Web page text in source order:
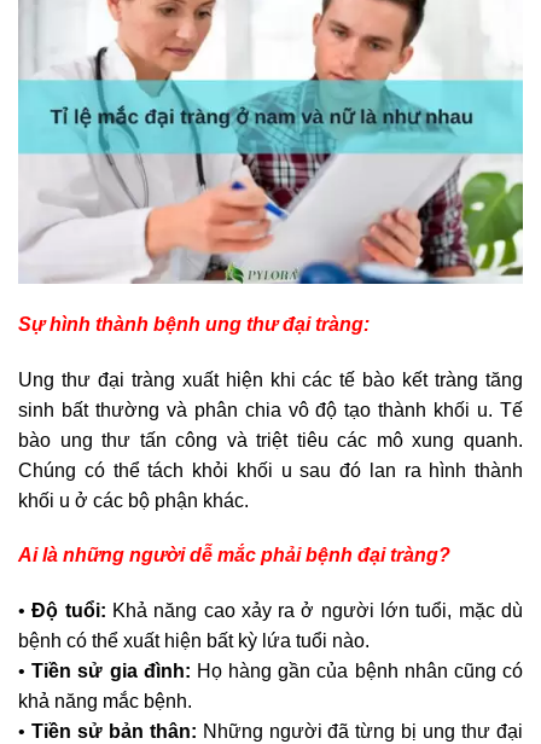
Sự hình thành bệnh ung thư đại tràng:
Ung thư đại tràng xuất hiện khi các tế bào kết tràng tăng
sinh bất thường và phân chia vô độ tạo thành khối u. Tế
bào ung thư tấn công và triệt tiêu các mô xung quanh.
Chúng có thể tách khỏi khối u sau đó lan ra hình thành
khối u ở các bộ phận khác.
Ai là những người dễ mắc phải bệnh đại tràng?
•Độ tuổi: Khả năng cao xảy ra ở người lớn tuổi, mặc dù
bệnh có thể xuất hiện bất kỳ lứa tuổi nào.
•Tiền sử gia đình: Họ hàng gần của bệnh nhân cũng có
khả năng mắc bệnh.
• Tiền sử bản thân: Những người đã từng bị ung thư đại